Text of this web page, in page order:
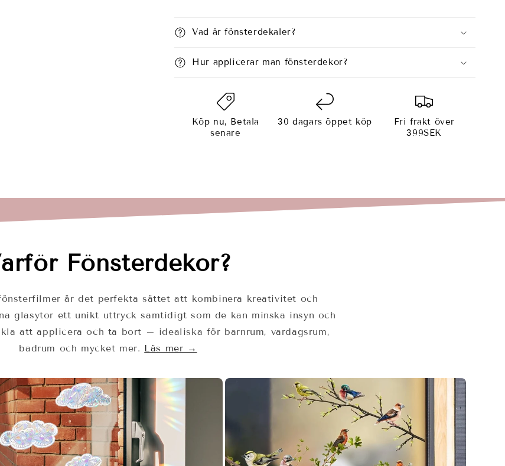
Vad är fönsterdekaler?
Hur applicerar man fönsterdekor?
Köp nu, Betala
senare
30 dagars öppet köp
Fri frakt över
399SEK
Fönsterdekor?
är det perfekta sättet att kombinera kreativitet och
glasytor ett unikt uttryck samtidigt som de kan minska insyn och
att applicera och ta bort – idealiska för barnrum, vardagsrum,
badrum och mycket mer. Läs mer →